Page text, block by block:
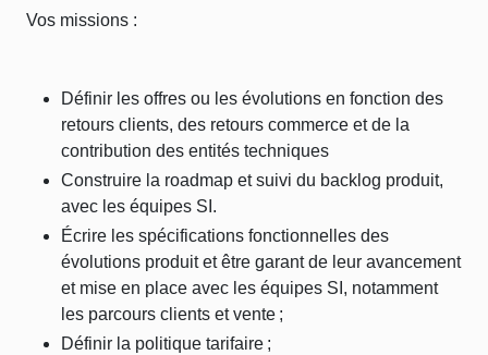
Vos missions :
Définir les offres ou les évolutions en fonction des
retours clients, des retours commerce et de la
contribution des entités techniques
Construire la roadmap et suivi du backlog produit,
avec les équipes SI.
Écrire les spécifications fonctionnelles des
évolutions produit et être garant de leur avancement
et mise en place avec les équipes SI, notamment
les parcours clients et vente ;
Définir la politique tarifaire ;